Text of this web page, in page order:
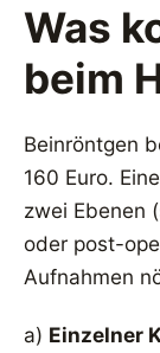
Was
beim
Beinröntgen
160 Euro.
zwei Ebenen
oder post-
Aufnahmen
a) Einzelner